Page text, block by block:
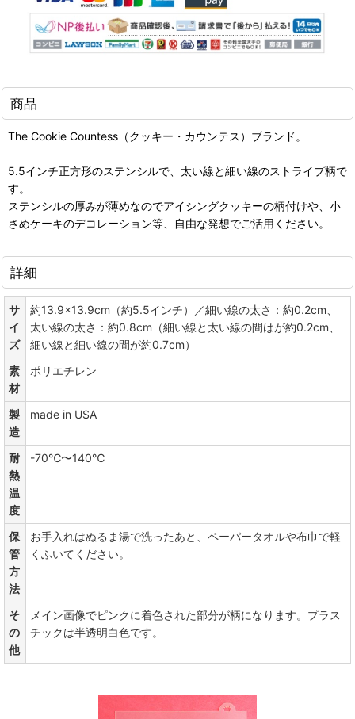
商品
The Cookie Countess（クッキー・カウンテス）ブランド。
5.5インチ正方形のステンシルで、太い線と細い線のストライプ柄で
す。
ステンシルの厚みが薄めなのでアイシングクッキーの柄付けや、小
さめケーキのデコレーション等、自由な発想でご活用ください。
詳細
サ
イ
ズ
約13.9×13.9cm（約5.5インチ）／細い線の太さ：約0.2cm、
太い線の太さ：約0.8cm（細い線と太い線の間はが約0.2cm、
細い線と細い線の間が約0.7cm）
素
材
ポリエチレン
製
造
made in USA
耐
熱
温
度
-70℃〜140℃
保
管
方
法
お手入れはぬるま湯で洗ったあと、ペーパータオルや布巾で軽
くふいてください。
そ
の
他
メイン画像でピンクに着色された部分が柄になります。プラス
チックは半透明白色です。